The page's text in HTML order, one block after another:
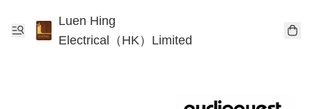
Luen Hing
Electrical（HK）Limited